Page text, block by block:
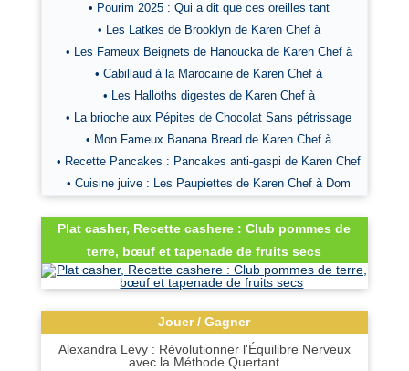
• Pourim 2025 : Qui a dit que ces oreilles tant
• Les Latkes de Brooklyn de Karen Chef à
• Les Fameux Beignets de Hanoucka de Karen Chef à
• Cabillaud à la Marocaine de Karen Chef à
• Les Halloths digestes de Karen Chef à
• La brioche aux Pépites de Chocolat Sans pétrissage
• Mon Fameux Banana Bread de Karen Chef à
• Recette Pancakes : Pancakes anti-gaspi de Karen Chef
• Cuisine juive : Les Paupiettes de Karen Chef à Dom
Plat casher, Recette cashere : Club pommes de
terre, bœuf et tapenade de fruits secs
Jouer / Gagner
Alexandra Levy : Révolutionner l'Équilibre Nerveux
avec la Méthode Quertant